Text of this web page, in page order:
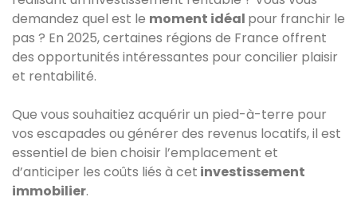
demandez quel est le moment idéal pour franchir le
pas ? En 2025, certaines régions de France offrent
des opportunités intéressantes pour concilier plaisir
et rentabilité.
Que vous souhaitiez acquérir un pied-à-terre pour
vos escapades ou générer des revenus locatifs, il est
essentiel de bien choisir l’emplacement et
d’anticiper les coûts liés à cet investissement
immobilier.